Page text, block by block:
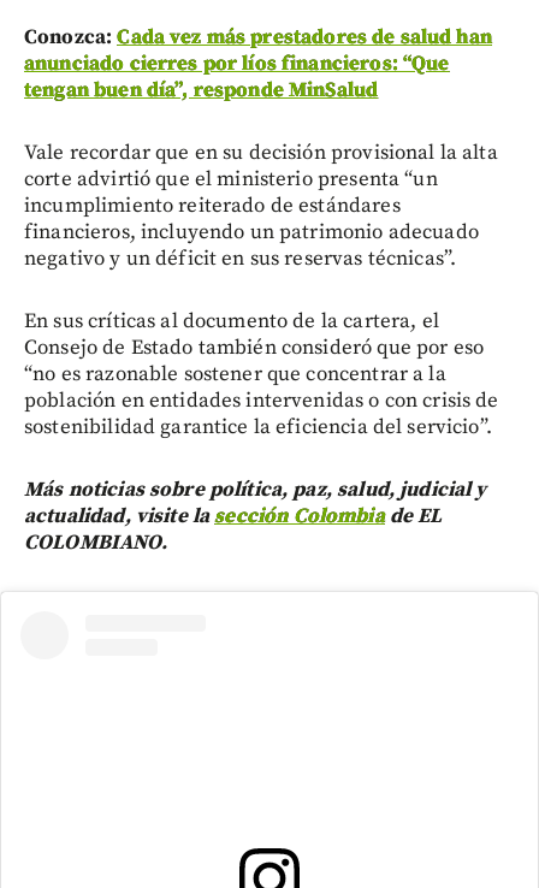
Conozca:Cada vez más prestadores de salud han
anunciado cierres por líos financieros: “Que
tengan buen día”, responde MinSalud
Vale recordar que en su decisión provisional la alta
corte advirtió que el ministerio presenta “un
incumplimiento reiterado de estándares
financieros, incluyendo un patrimonio adecuado
negativo y un déficit en sus reservas técnicas”.
En sus críticas al documento de la cartera, el
Consejo de Estado también consideró que por eso
“no es razonable sostener que concentrar a la
población en entidades intervenidas o con crisis de
sostenibilidad garantice la eficiencia del servicio”.
Más noticias sobre política, paz, salud, judicial y
actualidad, visite lasección Colombiade EL
COLOMBIANO.